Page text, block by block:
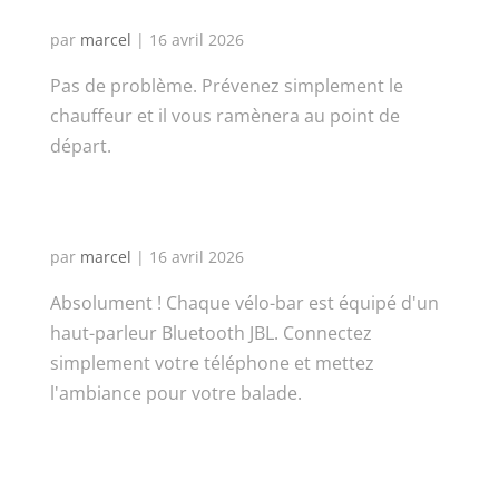
par marcel | 16 avril 2026
Pas de problème. Prévenez simplement le
chauffeur et il vous ramènera au point de
départ.
par marcel | 16 avril 2026
Absolument ! Chaque vélo-bar est équipé d'un
haut-parleur Bluetooth JBL. Connectez
simplement votre téléphone et mettez
l'ambiance pour votre balade.